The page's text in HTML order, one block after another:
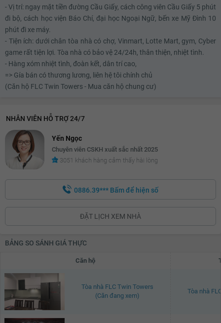
- Vị trí: ngay mặt tiền đường Cầu Giấy, cách công viên Cầu Giấy 5 phút
đi bộ, cách học viện Báo Chí, đại học Ngoại Ngữ, bến xe Mỹ Đình 10
phút đi xe máy.
- Tiện ích: dưới chân tòa nhà có chợ, Vinmart, Lotte Mart, gym, Cyber
game rất tiện lợi. Tòa nhà có bảo vệ 24/24h, thân thiện, nhiệt tình.
- Hàng xóm nhiệt tình, đoàn kết, dân trí cao,
=> Gía bán có thương lương, liên hệ tôi chính chủ
(Căn hộ FLC Twin Towers - Mua căn hộ chung cư)
NHÂN VIÊN HỖ TRỢ 24/7
Yến Ngọc
Chuyên viên CSKH xuất sắc nhất 2025
3051 khách hàng cảm thấy hài lòng
0886.39*** Bấm để hiện số
ĐẶT LỊCH XEM NHÀ
BẢNG SO SÁNH GIÁ THỰC
Căn hộ
Tòa nhà FLC Twin Towers
(Căn đang xem)
Tòa nhà